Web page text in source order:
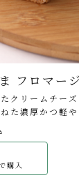
フロマー
クリームチー
た濃厚かつ軽や
購入